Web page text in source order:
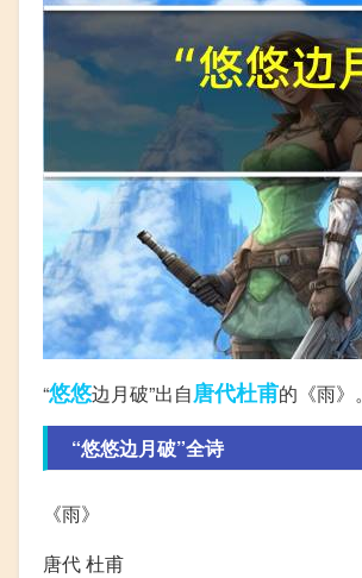
“悠悠边月破”出自唐代杜甫的《雨》。
“悠悠边月破”全诗
《雨》
唐代 杜甫